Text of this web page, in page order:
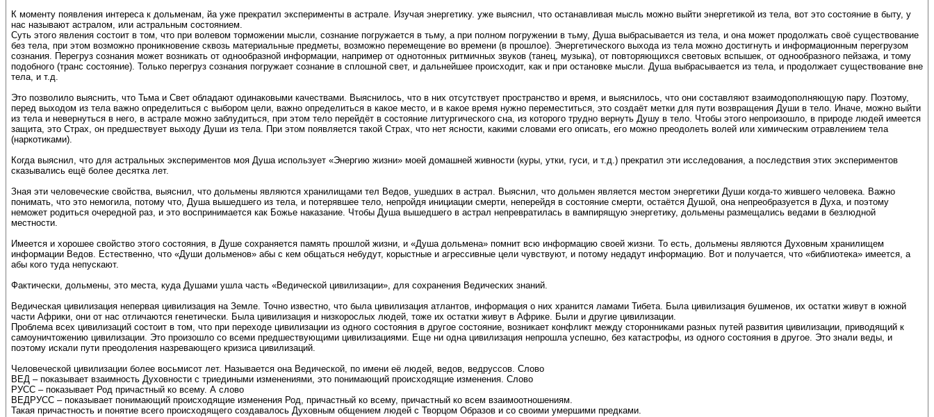
К моменту появления интереса к дольменам, йа уже прекратил эксперименты в астрале. Изучая энергетику. уже выяснил, что останавливая мысль можно выйти энергетикой из тела, вот это состояние в быту, у
нас называют астралом, или астральным состоянием.
Суть этого явления состоит в том, что при волевом торможении мысли, сознание погружается в тьму, а при полном погружении в тьму, Душа выбрасывается из тела, и она может продолжать своё существование
без тела, при этом возможно проникновение сквозь материальные предметы, возможно перемещение во времени (в прошлое). Энергетического выхода из тела можно достигнуть и информационным перегрузом
сознания. Перегруз сознания может возникать от однообразной информации, например от однотонных ритмичных звуков (танец, музыка), от повторяющихся световых вспышек, от однообразного пейзажа, и тому
подобного (транс состояние). Только перегруз сознания погружает сознание в сплошной свет, и дальнейшее происходит, как и при остановке мысли. Душа выбрасывается из тела, и продолжает существование вне
тела, и т.д.
Это позволило выяснить, что Тьма и Свет обладают одинаковыми качествами. Выяснилось, что в них отсутствует пространство и время, и выяснилось, что они составляют взаимодополняющую пару. Поэтому,
перед выходом из тела важно определиться с выбором цели, важно определиться в какое место, и в какое время нужно переместиться, это создаёт метки для пути возвращения Души в тело. Иначе, можно выйти
из тела и невернуться в него, в астрале можно заблудиться, при этом тело перейдёт в состояние литургического сна, из которого трудно вернуть Душу в тело. Чтобы этого непроизошло, в природе людей имеется
защита, это Страх, он предшествует выходу Души из тела. При этом появляется такой Страх, что нет ясности, какими словами его описать, его можно преодолеть волей или химическим отравлением тела
(наркотиками).
Когда выяснил, что для астральных экспериментов моя Душа использует «Энергию жизни» моей домашней живности (куры, утки, гуси, и т.д.) прекратил эти исследования, а последствия этих экспериментов
сказывались ещё более десятка лет.
Зная эти человеческие свойства, выяснил, что дольмены являются хранилищами тел Ведов, ушедших в астрал. Выяснил, что дольмен является местом энергетики Души когда-то жившего человека. Важно
понимать, что это немогила, потому что, Душа вышедшего из тела, и потерявшее тело, непройдя инициации смерти, неперейдя в состояние смерти, остаётся Душой, она непреобразуется в Духа, и поэтому
неможет родиться очередной раз, и это воспринимается как Божье наказание. Чтобы Душа вышедшего в астрал непревратилась в вампирящую энергетику, дольмены размещались ведами в безлюдной
местности.
Имеется и хорошее свойство этого состояния, в Душе сохраняется память прошлой жизни, и «Душа дольмена» помнит всю информацию своей жизни. То есть, дольмены являются Духовным хранилищем
информации Ведов. Естественно, что «Души дольменов» абы с кем общаться небудут, корыстные и агрессивные цели чувствуют, и потому недадут информацию. Вот и получается, что «библиотека» имеется, а
абы кого туда непускают.
Фактически, дольмены, это места, куда Душами ушла часть «Ведической цивилизации», для сохранения Ведических знаний.
Ведическая цивилизация непервая цивилизация на Земле. Точно известно, что была цивилизация атлантов, информация о них хранится ламами Тибета. Была цивилизация бушменов, их остатки живут в южной
части Африки, они от нас отличаются генетически. Была цивилизация и низкорослых людей, тоже их остатки живут в Африке. Были и другие цивилизации.
Проблема всех цивилизаций состоит в том, что при переходе цивилизации из одного состояния в другое состояние, возникает конфликт между сторонниками разных путей развития цивилизации, приводящий к
самоуничтожению цивилизации. Это произошло со всеми предшествующими цивилизациями. Еще ни одна цивилизация непрошла успешно, без катастрофы, из одного состояния в другое. Это знали веды, и
поэтому искали пути преодоления назревающего кризиса цивилизаций.
Человеческой цивилизации более восьмисот лет. Называется она Ведической, по имени её людей, ведов, ведруссов. Слово
ВЕД – показывает взаимность Духовности с триедиными изменениями, это понимающий происходящие изменения. Слово
РУСС – показывает Род причастный ко всему. А слово
ВЕДРУСС – показывает понимающий происходящие изменения Род, причастный ко всему, причастный ко всем взаимоотношениям.
Такая причастность и понятие всего происходящего создавалось Духовным общением людей с Творцом Образов и со своими умершими предками.